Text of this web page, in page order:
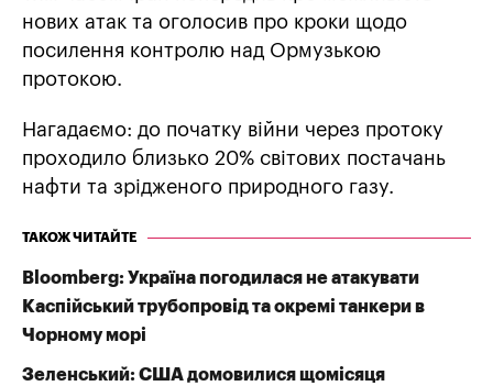
нових атак та оголосив про кроки щодо
посилення контролю над Ормузькою
протокою.
Нагадаємо: до початку війни через протоку
проходило близько 20% світових постачань
нафти та зрідженого природного газу.
ТАКОЖ ЧИТАЙТЕ
Bloomberg: Україна погодилася не атакувати
Каспійський трубопровід та окремі танкери в
Чорному морі
Зеленський: США домовилися щомісяця